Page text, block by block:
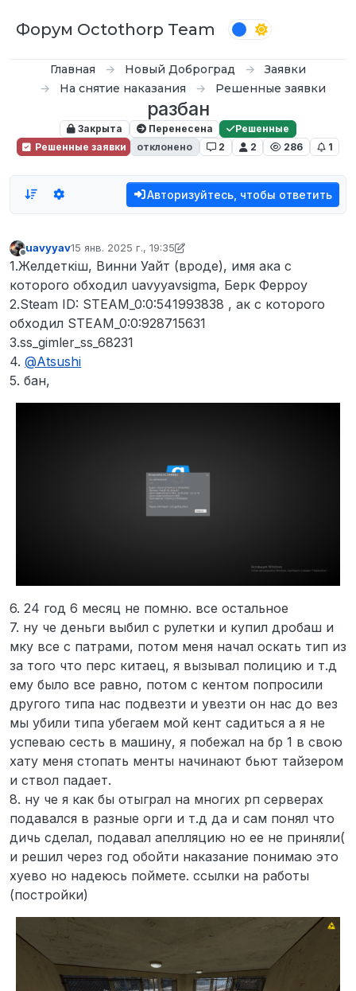
Форум Octothorp Team
Главная Новый Доброград
Заявки
На снятие наказания
Решенные заявки
разбан
Закрыта Перенесена
Решенные
Решенные заявки
отклонено 2 2 286 1
Авторизуйтесь, чтобы ответить
Не в сети
uavyyav15 янв. 2025 г., 19:35
отредактировано uavyyav
1.Желдеткiш, Винни Уайт (вроде), имя ака с
которого обходил uavyyavsigma, Берк Ферроу
2.Steam ID: STEAM_0:0:541993838 , ак с которого
обходил STEAM_0:0:928715631
3.ss_gimler_ss_68231
4. @Atsushi
5. бан,
6. 24 год 6 месяц не помню. все остальное
7. ну че деньги выбил с рулетки и купил дробаш и
мку все с патрами, потом меня начал оскать тип из
за того что перс китаец, я вызывал полицию и т.д
ему было все равно, потом с кентом попросили
другого типа нас подвезти и увезти он нас до вез
мы убили типа убегаем мой кент садиться а я не
успеваю сесть в машину, я побежал на бр 1 в свою
хату меня стопать менты начинают бьют тайзером
и ствол падает.
8. ну че я как бы отыграл на многих рп серверах
подавался в разные орги и т.д да и сам понял что
дичь сделал, подавал апелляцию но ее не приняли(
и решил через год обойти наказание понимаю это
хуево но надеюсь поймете. ссылки на работы
(постройки)